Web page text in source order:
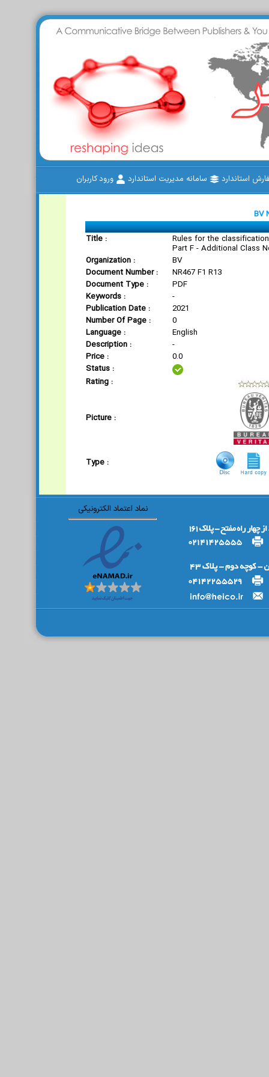
استاندارد سامانه مدیریت استاندارد ورود کاربران
BV
Title :
Rules for the
Part F - Additional Class
Organization :
BV
Document Number :
NR467 F1 R13
Document Type :
PDF
Keywords :
-
Publication Date :
2021
Number Of Page :
0
Language :
English
Description :
-
Price :
0.0
Status :
Rating :
Picture :
Type :
نماد اعتماد الکترونیکی